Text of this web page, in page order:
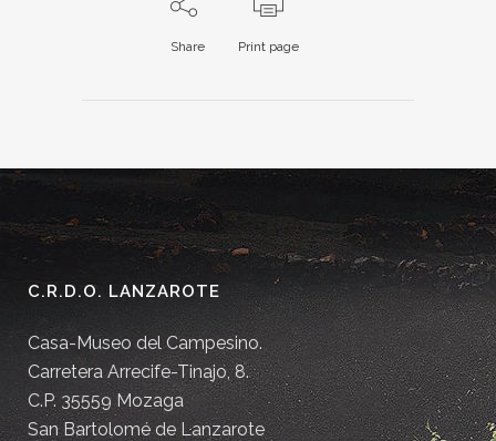
Share Print page
C.R.D.O. LANZAROTE
Casa-Museo del Campesino.
Carretera Arrecife-Tinajo, 8.
C.P. 35559 Mozaga
San Bartolomé de Lanzarote